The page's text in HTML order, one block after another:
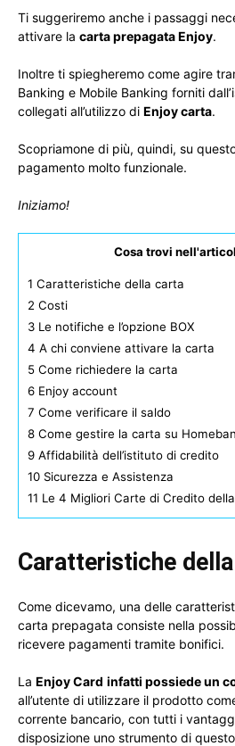
Ti suggeriremo anche i passaggi
attivare la carta prepagata Enjoy.
Inoltre ti spiegheremo come agire
Banking e Mobile Banking forniti
collegati all’utilizzo di Enjoy carta.
Scopriamone di più, quindi, su
pagamento molto funzionale.
Iniziamo!
Cosa trovi
1 Caratteristiche della carta
2 Costi
3 Le notifiche e l’opzione BOX
4 A chi conviene attivare la carta
5 Come richiedere la carta
6 Enjoy account
7 Come verificare il saldo
8 Come gestire la carta su
9 Affidabilità dell’istituto di credito
10 Sicurezza e Assistenza
11 Le 4 Migliori Carte di Credito
Caratteristiche
Come dicevamo, una delle
carta prepagata consiste nella
ricevere pagamenti tramite bonifici.
La Enjoy Card infatti possiede un
all’utente di utilizzare il prodotto
corrente bancario, con tutti i
disposizione uno strumento di